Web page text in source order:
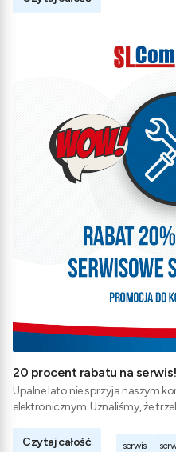
20 procent rabatu na serwis!
Upalne lato nie sprzyja naszym
elektronicznym. Uznaliśmy, że
Czytaj całość
serwis